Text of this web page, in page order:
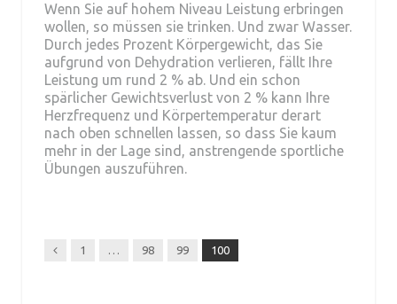
Wenn Sie auf hohem Niveau Leistung erbringen
wollen, so müssen sie trinken. Und zwar Wasser.
Durch jedes Prozent Körpergewicht, das Sie
aufgrund von Dehydration verlieren, fällt Ihre
Leistung um rund 2 % ab. Und ein schon
spärlicher Gewichtsverlust von 2 % kann Ihre
Herzfrequenz und Körpertemperatur derart
nach oben schnellen lassen, so dass Sie kaum
mehr in der Lage sind, anstrengende sportliche
Übungen auszuführen.
Previous
1 … 98 99 100